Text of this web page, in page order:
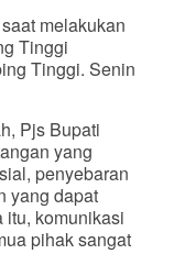
melakukan
Tinggi
Tinggi. Senin
Pjs Bupati
yang
penyebaran
yang dapat
itu, komunikasi
pihak sangat